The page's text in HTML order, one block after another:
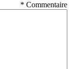
Commentaire
*